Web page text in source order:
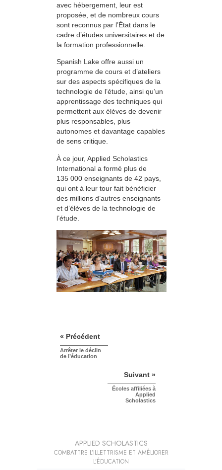
avec hébergement, leur est
proposée, et de nombreux cours
sont reconnus par l’État dans le
cadre d’études universitaires et de
la formation professionnelle.
Spanish Lake offre aussi un
programme de cours et d’ateliers
sur des aspects spécifiques de la
technologie de l’étude, ainsi qu’un
apprentissage des techniques qui
permettent aux élèves de devenir
plus responsables, plus
autonomes et davantage capables
de sens critique.
À ce jour, Applied Scholastics
International a formé plus de
135 000 enseignants de 42 pays,
qui ont à leur tour fait bénéficier
des millions d’autres enseignants
et d’élèves de la technologie de
l’étude.
« Précédent
Arrêter le déclin
de l’éducation
Suivant »
Écoles affiliées à
Applied
Scholastics
APPLIED SCHOLASTICS
COMBATTRE L’ILLETTRISME ET AMÉLIORER
L’ÉDUCATION